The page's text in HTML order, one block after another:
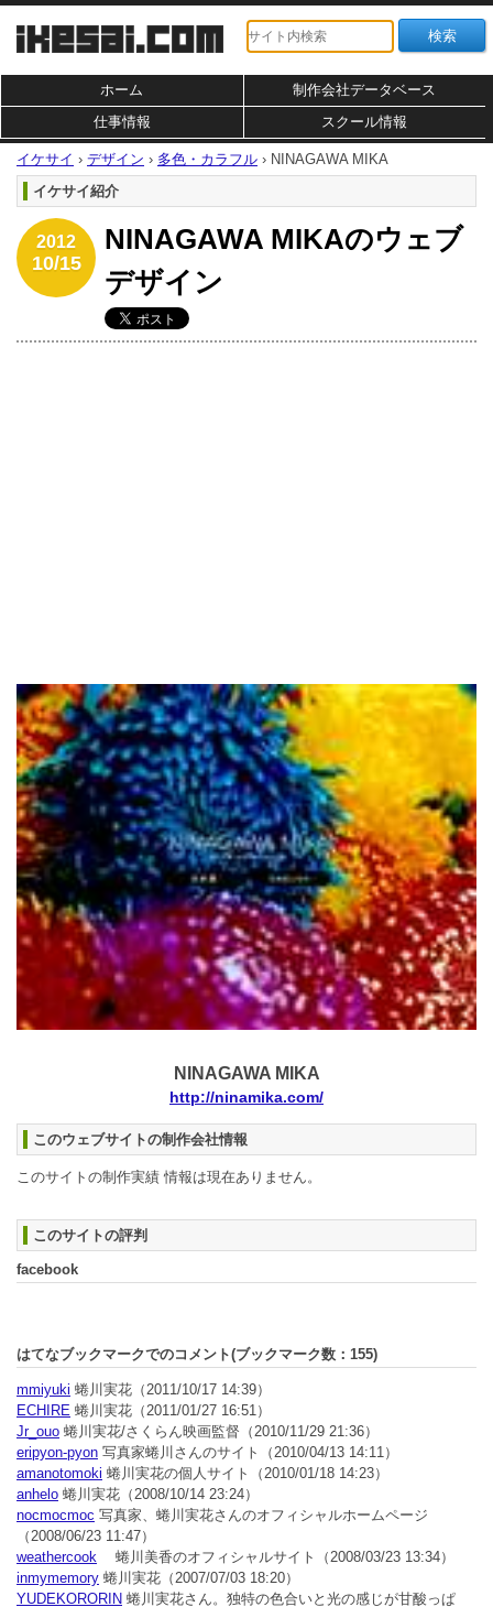
ホーム
制作会社データベース
仕事情報
スクール情報
イケサイ › デザイン › 多色・カラフル › NINAGAWA MIKA
イケサイ紹介
2012
10/15
NINAGAWA MIKAのウェブ
デザイン
NINAGAWA MIKA
http://ninamika.com/
このウェブサイトの制作会社情報
このサイトの制作実績 情報は現在ありません。
このサイトの評判
facebook
はてなブックマークでのコメント(ブックマーク数： 155)
mmiyuki 蜷川実花 （2011/10/17 14:39）
ECHIRE 蜷川実花 （2011/01/27 16:51）
Jr_ouo 蜷川実花/さくらん映画監督 （2010/11/29 21:36）
eripyon-pyon 写真家蜷川さんのサイト
（2010/04/13 14:11）
amanotomoki 蜷川実花の個人サイト
（2010/01/18 14:23）
anhelo 蜷川実花 （2008/10/14 23:24）
nocmocmoc 写真家、蜷川実花さんのオフィシャルホームページ
（2008/06/23 11:47）
weathercook 蜷川美香のオフィシャルサイト
（2008/03/23 13:34）
inmymemory 蜷川実花 （2007/07/03 18:20）
YUDEKORORIN 蜷川実花さん。独特の色合いと光の感じが甘酸っぱ